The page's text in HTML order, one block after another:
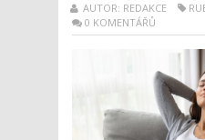
AUTOR: REDAKCE
0 KOMENTÁŘŮ